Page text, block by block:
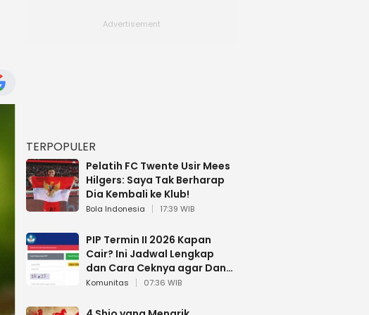
TERPOPULER
Pelatih FC Twente Usir Mees
Hilgers: Saya Tak Berharap
Dia Kembali ke Klub!
Bola Indonesia 17:39 WIB
PIP Termin II 2026 Kapan
Cair? Ini Jadwal Lengkap
dan Cara Ceknya agar Dana
Tidak Hangus!
Komunitas 07:36 WIB